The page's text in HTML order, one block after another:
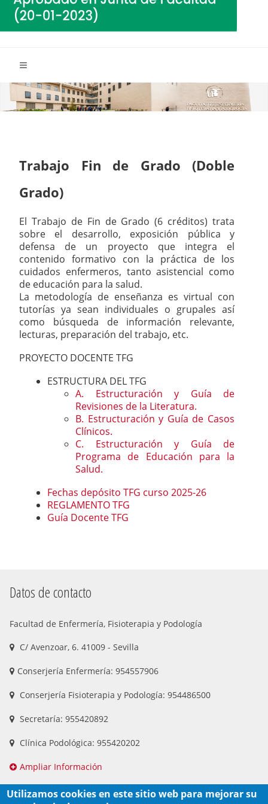
Trabajo Fin de Grado (Doble
Grado)
El Trabajo de Fin de Grado (6 créditos) trata
sobre el desarrollo, exposición pública y
defensa de un proyecto que integra el
contenido formativo con la práctica de los
cuidados enfermeros, tanto asistencial como
de educación para la salud.
La metodología de enseñanza es virtual con
tutorías ya sean individuales o grupales así
como búsqueda de información relevante,
lecturas, preparación del trabajo, etc.
PROYECTO DOCENTE TFG
ESTRUCTURA DEL TFG
A. Estructuración y Guía de
Revisiones de la Literatura.
B. Estructuración y Guía de Casos
Clínicos.
C. Estructuración y Guía de
Programa de Educación para la
Salud.
Fechas depósito TFG curso 2025-26
REGLAMENTO TFG
Guía Docente TFG
Datos de contacto
Facultad de Enfermería, Fisioterapia y Podología
C/ Avenzoar, 6. 41009 - Sevilla
Conserjería Enfermería: 954557906
Conserjería Fisioterapia y Podología: 954486500
Secretaría: 955420892
Clínica Podológica: 955420202
Ampliar Información
Utilizamos cookies en este sitio web para mejorar su